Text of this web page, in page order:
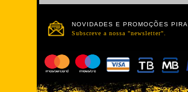
NOVIDADES E PROMOÇÕES
Subscreve a nossa "newsletter".